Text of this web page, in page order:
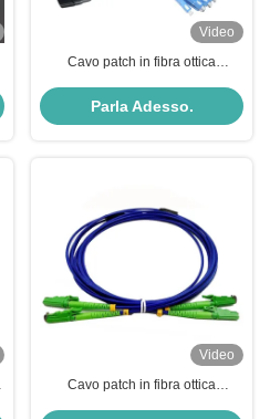
Video
Cavo patch in fibra ottica
impermeabile IP67, 3 metri, cavo
fan-out
Parla Adesso.
Video
Cavo patch in fibra ottica